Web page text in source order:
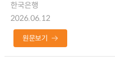
한국은행
2026.06.12
원문보기